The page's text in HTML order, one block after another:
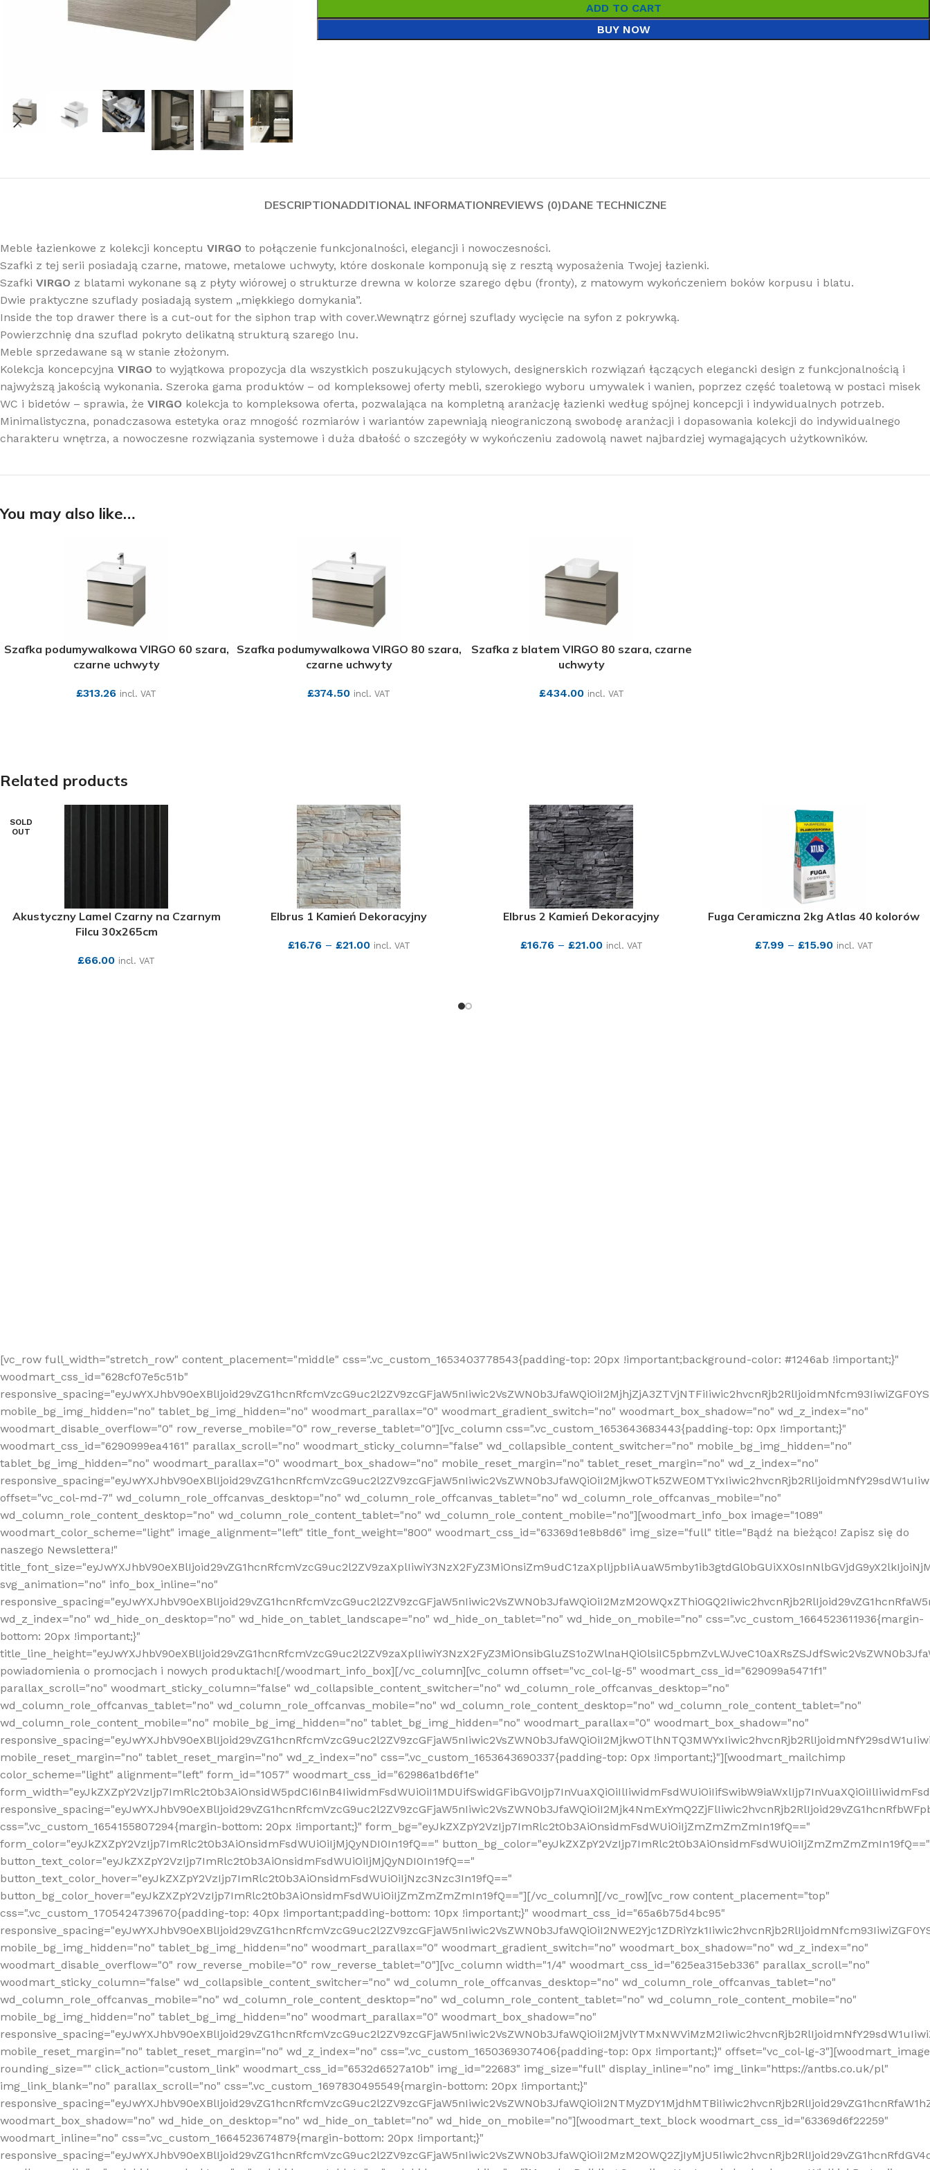
ADD TO CART
BUY NOW
DESCRIPTIONADDITIONAL INFORMATIONREVIEWS (0)DANE TECHNICZNE
Meble łazienkowe z kolekcji konceptu VIRGO to połączenie funkcjonalności, elegancji i nowoczesności.
Szafki z tej serii posiadają czarne, matowe, metalowe uchwyty, które doskonale komponują się z resztą wyposażenia Twojej łazienki.
Szafki VIRGO z blatami wykonane są z płyty wiórowej o strukturze drewna w kolorze szarego dębu (fronty), z matowym wykończeniem boków korpusu i blatu.
Dwie praktyczne szuflady posiadają system „miękkiego domykania”.
Inside the top drawer there is a cut-out for the siphon trap with cover.Wewnątrz górnej szuflady wycięcie na syfon z pokrywką.
Powierzchnię dna szuflad pokryto delikatną strukturą szarego lnu.
Meble sprzedawane są w stanie złożonym.
Kolekcja koncepcyjna VIRGO to wyjątkowa propozycja dla wszystkich poszukujących stylowych, designerskich rozwiązań łączących elegancki design z funkcjonalnością i
najwyższą jakością wykonania. Szeroka gama produktów – od kompleksowej oferty mebli, szerokiego wyboru umywalek i wanien, poprzez część toaletową w postaci misek
WC i bidetów – sprawia, że VIRGO kolekcja to kompleksowa oferta, pozwalająca na kompletną aranżację łazienki według spójnej koncepcji i indywidualnych potrzeb.
Minimalistyczna, ponadczasowa estetyka oraz mnogość rozmiarów i wariantów zapewniają nieograniczoną swobodę aranżacji i dopasowania kolekcji do indywidualnego
charakteru wnętrza, a nowoczesne rozwiązania systemowe i duża dbałość o szczegóły w wykończeniu zadowolą nawet najbardziej wymagających użytkowników.
You may also like…
Szafka podumywalkowa VIRGO 60 szara,
czarne uchwyty
£313.26 incl. VAT
Szafka podumywalkowa VIRGO 80 szara,
czarne uchwyty
£374.50 incl. VAT
Szafka z blatem VIRGO 80 szara, czarne
uchwyty
£434.00 incl. VAT
Related products
SOLD
OUT
Akustyczny Lamel Czarny na Czarnym
Filcu 30x265cm
£66.00 incl. VAT
Elbrus 1 Kamień Dekoracyjny
£16.76– £21.00 incl. VAT
Elbrus 2 Kamień Dekoracyjny
£16.76– £21.00 incl. VAT
Fuga Ceramiczna 2kg Atlas 40 kolorów
£7.99– £15.90 incl. VAT
[vc_row full_width="stretch_row" content_placement="middle" css=".vc_custom_1653403778543{padding-top: 20px !important;background-color: #1246ab !important;}"
woodmart_css_id="628cf07e5c51b"
mobile_bg_img_hidden="no" tablet_bg_img_hidden="no" woodmart_parallax="0" woodmart_gradient_switch="no" woodmart_box_shadow="no" wd_z_index="no"
woodmart_disable_overflow="0" row_reverse_mobile="0" row_reverse_tablet="0"][vc_column css=".vc_custom_1653643683443{padding-top: 0px !important;}"
woodmart_css_id="6290999ea4161" parallax_scroll="no" woodmart_sticky_column="false" wd_collapsible_content_switcher="no" mobile_bg_img_hidden="no"
tablet_bg_img_hidden="no" woodmart_parallax="0" woodmart_box_shadow="no" mobile_reset_margin="no" tablet_reset_margin="no" wd_z_index="no"
offset="vc_col-md-7" wd_column_role_offcanvas_desktop="no" wd_column_role_offcanvas_tablet="no" wd_column_role_offcanvas_mobile="no"
wd_column_role_content_desktop="no" wd_column_role_content_tablet="no" wd_column_role_content_mobile="no"][woodmart_info_box image="1089"
woodmart_color_scheme="light" image_alignment="left" title_font_weight="800" woodmart_css_id="63369d1e8b8d6" img_size="full" title="Bądź na bieżąco! Zapisz się do
naszego Newslettera!"
svg_animation="no" info_box_inline="no"
wd_z_index="no" wd_hide_on_desktop="no" wd_hide_on_tablet_landscape="no" wd_hide_on_tablet="no" wd_hide_on_mobile="no" css=".vc_custom_1664523611936{margin-
bottom: 20px !important;}"
powiadomienia o promocjach i nowych produktach![/woodmart_info_box][/vc_column][vc_column offset="vc_col-lg-5" woodmart_css_id="629099a5471f1"
parallax_scroll="no" woodmart_sticky_column="false" wd_collapsible_content_switcher="no" wd_column_role_offcanvas_desktop="no"
wd_column_role_offcanvas_tablet="no" wd_column_role_offcanvas_mobile="no" wd_column_role_content_desktop="no" wd_column_role_content_tablet="no"
wd_column_role_content_mobile="no" mobile_bg_img_hidden="no" tablet_bg_img_hidden="no" woodmart_parallax="0" woodmart_box_shadow="no"
mobile_reset_margin="no" tablet_reset_margin="no" wd_z_index="no" css=".vc_custom_1653643690337{padding-top: 0px !important;}"][woodmart_mailchimp
color_scheme="light" alignment="left" form_id="1057" woodmart_css_id="62986a1bd6f1e"
css=".vc_custom_1654155807294{margin-bottom: 20px !important;}" form_bg="eyJkZXZpY2VzIjp7ImRlc2t0b3AiOnsidmFsdWUiOiIjZmZmZmZmIn19fQ=="
form_color="eyJkZXZpY2VzIjp7ImRlc2t0b3AiOnsidmFsdWUiOiIjMjQyNDI0In19fQ==" button_bg_color="eyJkZXZpY2VzIjp7ImRlc2t0b3AiOnsidmFsdWUiOiIjZmZmZmZmIn19fQ=="
button_text_color="eyJkZXZpY2VzIjp7ImRlc2t0b3AiOnsidmFsdWUiOiIjMjQyNDI0In19fQ=="
button_text_color_hover="eyJkZXZpY2VzIjp7ImRlc2t0b3AiOnsidmFsdWUiOiIjNzc3Nzc3In19fQ=="
button_bg_color_hover="eyJkZXZpY2VzIjp7ImRlc2t0b3AiOnsidmFsdWUiOiIjZmZmZmZmIn19fQ=="][/vc_column][/vc_row][vc_row content_placement="top"
css=".vc_custom_1705424739670{padding-top: 40px !important;padding-bottom: 10px !important;}" woodmart_css_id="65a6b75d4bc95"
mobile_bg_img_hidden="no" tablet_bg_img_hidden="no" woodmart_parallax="0" woodmart_gradient_switch="no" woodmart_box_shadow="no" wd_z_index="no"
woodmart_disable_overflow="0" row_reverse_mobile="0" row_reverse_tablet="0"][vc_column width="1/4" woodmart_css_id="625ea315eb336" parallax_scroll="no"
woodmart_sticky_column="false" wd_collapsible_content_switcher="no" wd_column_role_offcanvas_desktop="no" wd_column_role_offcanvas_tablet="no"
wd_column_role_offcanvas_mobile="no" wd_column_role_content_desktop="no" wd_column_role_content_tablet="no" wd_column_role_content_mobile="no"
mobile_bg_img_hidden="no" tablet_bg_img_hidden="no" woodmart_parallax="0" woodmart_box_shadow="no"
mobile_reset_margin="no" tablet_reset_margin="no" wd_z_index="no" css=".vc_custom_1650369307406{padding-top: 0px !important;}" offset="vc_col-lg-3"][woodmart_image
rounding_size="" click_action="custom_link" woodmart_css_id="6532d6527a10b" img_id="22683" img_size="full" display_inline="no" img_link="https://antbs.co.uk/pl"
img_link_blank="no" parallax_scroll="no" css=".vc_custom_1697830495549{margin-bottom: 20px !important;}"
woodmart_box_shadow="no" wd_hide_on_desktop="no" wd_hide_on_tablet="no" wd_hide_on_mobile="no"][woodmart_text_block woodmart_css_id="63369d6f22259"
woodmart_inline="no" css=".vc_custom_1664523674879{margin-bottom: 20px !important;}"